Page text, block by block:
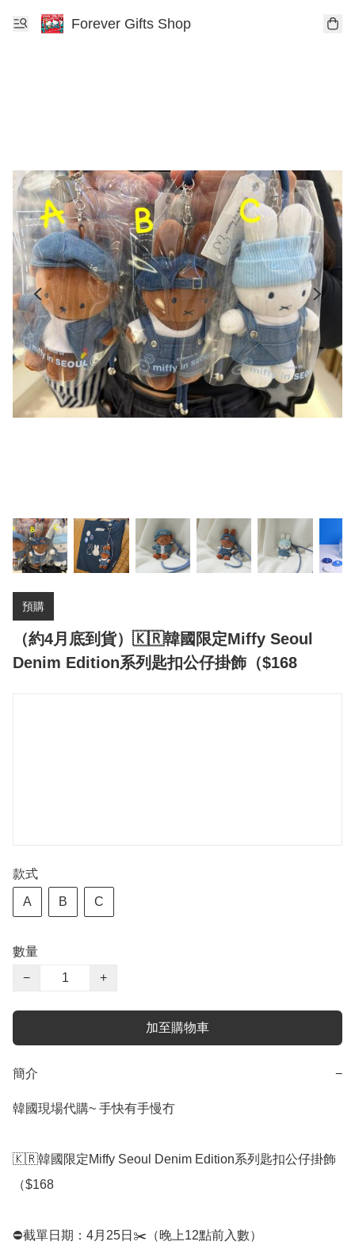
Forever Gifts Shop
預購
（約4月底到貨）🇰🇷韓國限定Miffy Seoul
Denim Edition系列匙扣公仔掛飾（$168
款式
A B C
數量
−
+
加至購物車
簡介 −
韓國現場代購~ 手快有手慢冇
🇰🇷韓國限定Miffy Seoul Denim Edition系列匙扣公仔掛飾
（$168
⛔️截單日期：4月25日✂️（晚上12點前入數）